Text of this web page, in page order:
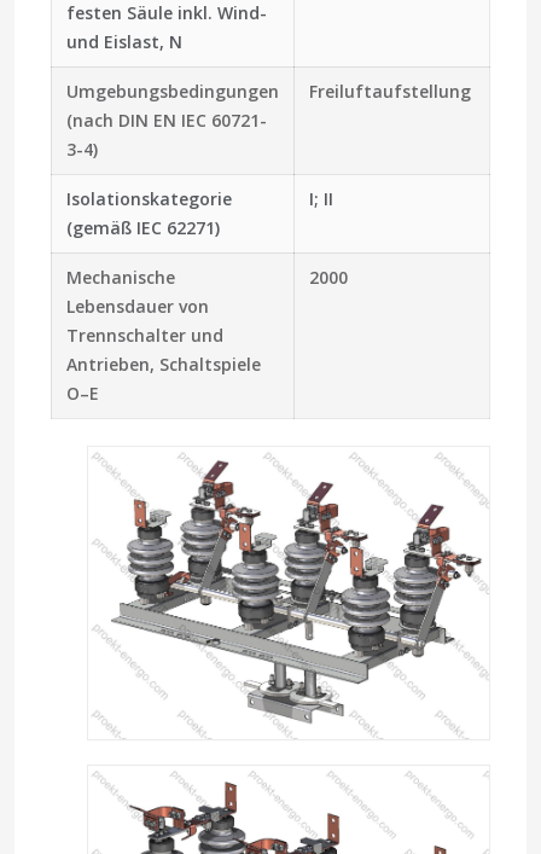
festen Säule inkl. Wind-
und Eislast, N
Umgebungsbedingungen
(nach DIN EN IEC 60721-
3-4)
Freiluftaufstellung
Isolationskategorie
(gemäß IEC 62271)
I; II
Mechanische
Lebensdauer von
Trennschalter und
Antrieben, Schaltspiele
O–E
2000